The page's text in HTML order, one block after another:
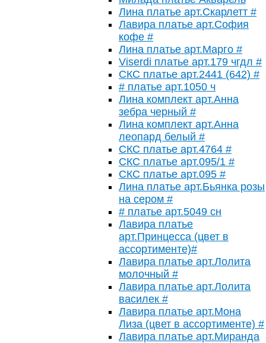
Лина платье арт.Скарлетт #
Лавира платье арт.София
кофе #
Лина платье арт.Марго #
Viserdi платье арт.179 чгдл #
СКС платье арт.2441 (642) #
# платье арт.1050 ч
Лина комплект арт.Анна
зебра черный #
Лина комплект арт.Анна
леопард белый #
СКС платье арт.4764 #
СКС платье арт.095/1 #
СКС платье арт.095 #
Лина платье арт.Бьянка розы
на сером #
# платье арт.5049 сн
Лавира платье
арт.Принцесса (цвет в
ассортименте)#
Лавира платье арт.Лолита
молочный #
Лавира платье арт.Лолита
василек #
Лавира платье арт.Мона
Лиза (цвет в ассортименте) #
Лавира платье арт.Миранда